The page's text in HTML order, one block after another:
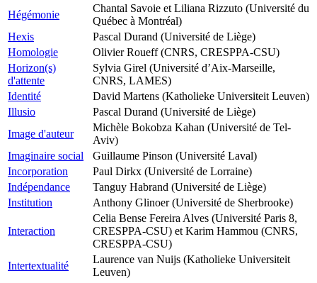
Hégémonie
Chantal Savoie et Liliana Rizzuto (Université du
Québec à Montréal)
Hexis
Pascal Durand (Université de Liège)
Homologie
Olivier Roueff (CNRS, CRESPPA-CSU)
Horizon(s)
d'attente
Sylvia Girel (Université d’Aix-Marseille,
CNRS, LAMES)
Identité
David Martens (Katholieke Universiteit Leuven)
Illusio
Pascal Durand (Université de Liège)
Image d'auteur
Michèle Bokobza Kahan (Université de Tel-
Aviv)
Imaginaire social
Guillaume Pinson (Université Laval)
Incorporation
Paul Dirkx (Université de Lorraine)
Indépendance
Tanguy Habrand (Université de Liège)
Institution
Anthony Glinoer (Université de Sherbrooke)
Interaction
Celia Bense Fereira Alves (Université Paris 8,
CRESPPA-CSU) et Karim Hammou (CNRS,
CRESPPA-CSU)
Intertextualité
Laurence van Nuijs (Katholieke Universiteit
Leuven)